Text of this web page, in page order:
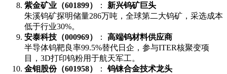
​紫金矿业（601899）​
​： ​ ​新兴钨矿巨头​
朱溪钨矿探明储量286万吨，全球第二大钨矿，采选成本
低于行业30%。
​安泰科技（000969）​
​： ​ ​高端钨材料供应商​
半导体钨靶良率99.5%替代日企，参与ITER核聚变项
目，3D打印钨粉用于航天军工。
​金钼股份（601958）​
​： ​​钨铼合金技术龙头​